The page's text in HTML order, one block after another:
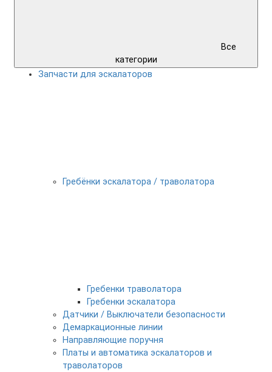
Все
категории
Запчасти для эскалаторов
Гребёнки эскалатора / траволатора
Гребенки траволатора
Гребенки эскалатора
Датчики / Выключатели безопасности
Демаркационные линии
Направляющие поручня
Платы и автоматика эскалаторов и
траволаторов